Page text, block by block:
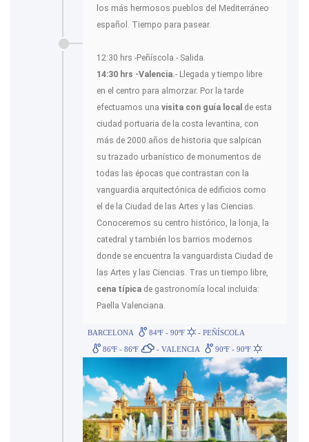
los más hermosos pueblos del Mediterráneo
español. Tiempo para pasear.
12:30 hrs -Peñíscola.- Salida.
14:30 hrs -Valencia.- Llegada y tiempo libre
en el centro para almorzar. Por la tarde
efectuamos una visita con guía local de esta
ciudad portuaria de la costa levantina, con
más de 2000 años de historia que salpican
su trazado urbanístico de monumentos de
todas las épocas que contrastan con la
vanguardia arquitectónica de edificios como
el de la Ciudad de las Artes y las Ciencias.
Conoceremos su centro histórico, la lonja, la
catedral y también los barrios modernos
donde se encuentra la vanguardista Ciudad de
las Artes y las Ciencias. Tras un tiempo libre,
cena típica de gastronomía local incluida:
Paella Valenciana.
BARCELONA 84ºF - 90ºF
- PEÑÍSCOLA
86ºF - 86ºF
- VALENCIA 90ºF - 90ºF